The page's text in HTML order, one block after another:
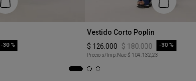
-30 % M
Vestido Corto Poplin
$ 126. 000 $180.000 -30 %
Precio s/Imp.Nac $ 104.132,23